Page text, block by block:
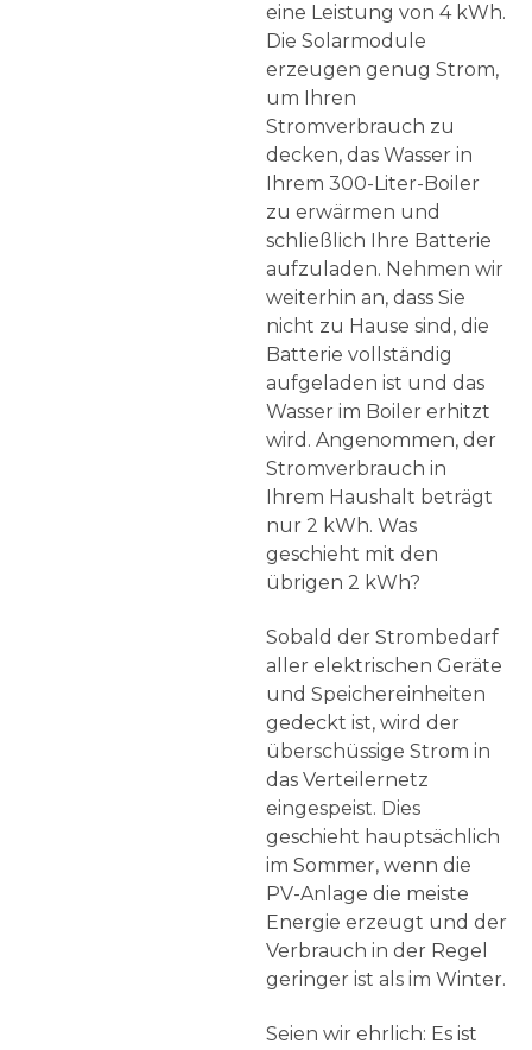
eine Leistung von 4 kWh.
Die Solarmodule
erzeugen genug Strom,
um Ihren
Stromverbrauch zu
decken, das Wasser in
Ihrem 300-Liter-Boiler
zu erwärmen und
schließlich Ihre Batterie
aufzuladen. Nehmen wir
weiterhin an, dass Sie
nicht zu Hause sind, die
Batterie vollständig
aufgeladen ist und das
Wasser im Boiler erhitzt
wird. Angenommen, der
Stromverbrauch in
Ihrem Haushalt beträgt
nur 2 kWh. Was
geschieht mit den
übrigen 2 kWh?
Sobald der Strombedarf
aller elektrischen Geräte
und Speichereinheiten
gedeckt ist, wird der
überschüssige Strom in
das Verteilernetz
eingespeist. Dies
geschieht hauptsächlich
im Sommer, wenn die
PV-Anlage die meiste
Energie erzeugt und der
Verbrauch in der Regel
geringer ist als im Winter.
Seien wir ehrlich: Es ist